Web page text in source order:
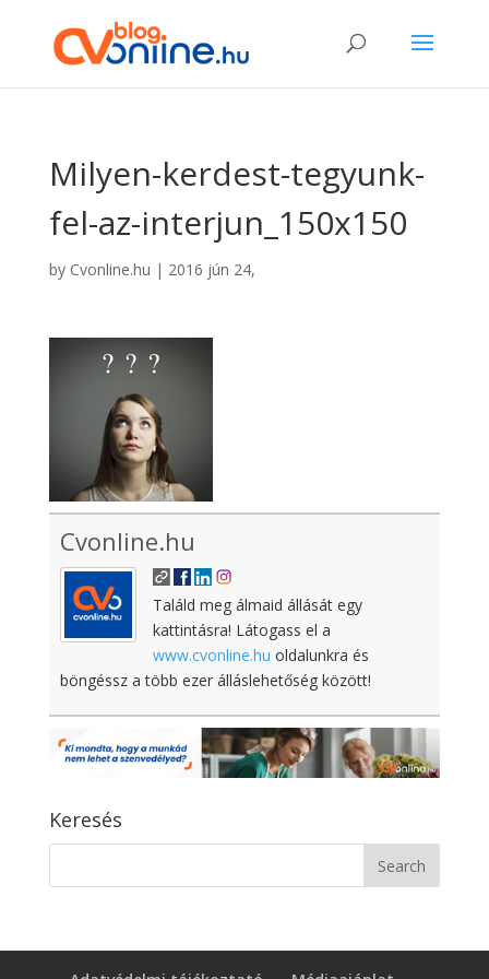
Milyen-kerdest-tegyunk-
fel-az-interjun_150x150
by Cvonline.hu | 2016 jún 24,
Cvonline.hu
Találd meg álmaid állását egy
kattintásra! Látogass el a
www.cvonline.hu oldalunkra és
böngéssz a több ezer álláslehetőség között!
Keresés